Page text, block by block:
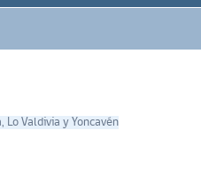
Lo Valdivia y Yoncavén